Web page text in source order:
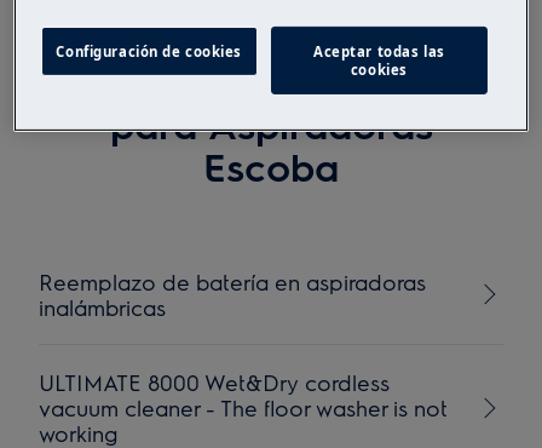
Artículos recomendados
para Aspiradoras
Escoba
Reemplazo de batería en aspiradoras
inalámbricas
ULTIMATE 8000 Wet&Dry cordless
vacuum cleaner - The floor washer is not
working
Configuración de cookies
Aceptar todas las
cookies